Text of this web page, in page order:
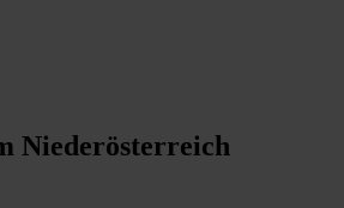
Niederösterreich